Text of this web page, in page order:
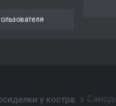
у костра.